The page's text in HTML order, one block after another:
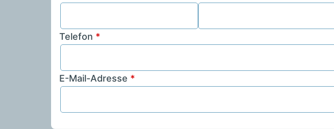
Telefon *
E-Mail-Adresse *